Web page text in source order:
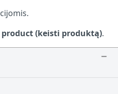
product (keisti produktą).